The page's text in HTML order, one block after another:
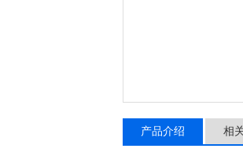
产品介绍 相